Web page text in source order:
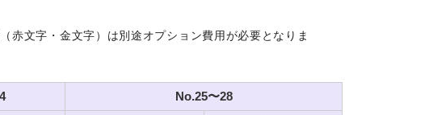
赤文字・金文字）は別途オプション費用が必要となりま
No.25〜28